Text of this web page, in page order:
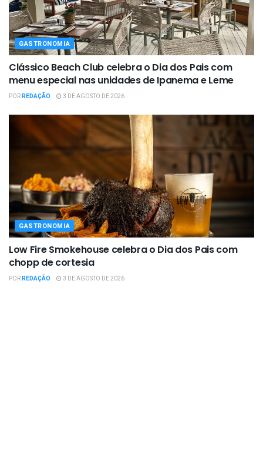
GASTRONOMIA
Clássico Beach Club celebra o Dia dos Pais com
menu especial nas unidades de Ipanema e Leme
PORREDAÇÃO 3 DE AGOSTO DE 2026
GASTRONOMIA
Low Fire Smokehouse celebra o Dia dos Pais com
chopp de cortesia
PORREDAÇÃO 3 DE AGOSTO DE 2026